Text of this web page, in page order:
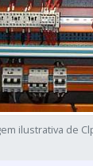
ilustrativa de